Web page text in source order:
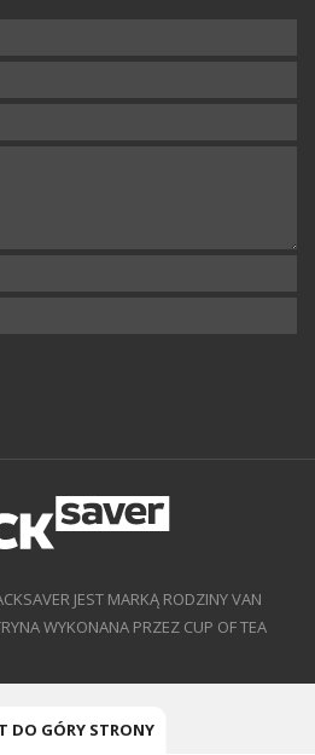
JEST MARKĄ RODZINY VAN
WYKONANA PRZEZ CUP OF TEA
DO GÓRY STRONY